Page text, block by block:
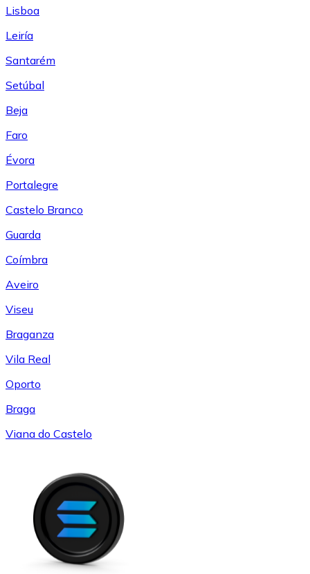
Lisboa
Leiría
Santarém
Setúbal
Beja
Faro
Évora
Portalegre
Castelo Branco
Guarda
Coímbra
Aveiro
Viseu
Braganza
Vila Real
Oporto
Braga
Viana do Castelo